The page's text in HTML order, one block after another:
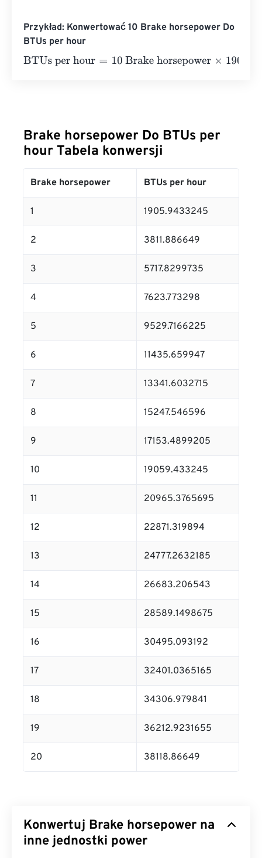
Przykład: Konwertować 10 Brake horsepower Do
BTUs per hour
BTUs per hour=10 Brake horsepower×1905.9433245
Brake horsepower Do BTUs per
hour Tabela konwersji
Brake horsepower BTUs per hour
1 1905.9433245
2 3811.886649
3 5717.8299735
4 7623.773298
5 9529.7166225
6 11435.659947
7 13341.6032715
8 15247.546596
9 17153.4899205
10 19059.433245
11 20965.3765695
12 22871.319894
13 24777.2632185
14 26683.206543
15 28589.1498675
16 30495.093192
17 32401.0365165
18 34306.979841
19 36212.9231655
20 38118.86649
Konwertuj Brake horsepower na
inne jednostki power